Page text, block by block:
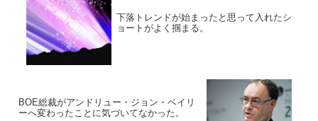
下落トレンドが始まったと思って入れたシ
ョートがよく掴まる。
BOE総裁がアンドリュー・ジョン・ベイリ
ーへ変わったことに気づいてなかった。